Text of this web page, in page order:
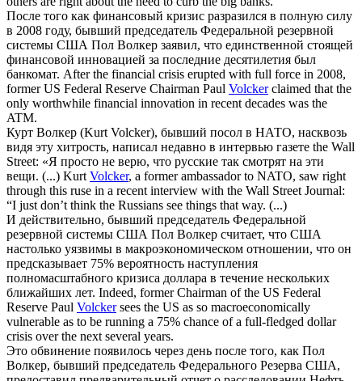
После того как финансовый кризис разразился в полную силу
в 2008 году, бывший председатель Федеральной резервной
системы США Пол Волкер заявил, что единственной стоящей
финансовой инновацией за последние десятилетия был
банкомат. After the financial crisis erupted with full force in 2008,
former US Federal Reserve Chairman Paul Volckerclaimed that the
only worthwhile financial innovation in recent decades was the
ATM.
Курт Волкер (Kurt Volcker), бывший посол в НАТО, насквозь
видя эту хитрость, написал недавно в интервью газете the Wall
Street: «Я просто не верю, что русские так смотрят на эти
вещи. (...) KurtVolcker, a former ambassador to NATO, saw right
through this ruse in a recent interview with the Wall Street Journal:
“I just don’t think the Russians see things that way. (...)
И действительно, бывший председатель Федеральной
резервной системы США Пол Волкер считает, что США
настолько уязвимы в макроэкономическом отношении, что он
предсказывает 75% вероятность наступления
полномасштабного кризиса доллара в течение нескольких
ближайших лет. Indeed, former Chairman of the US Federal
Reserve Paul Volckersees the US as so macroeconomically
vulnerable as to be running a 75% chance of a full-fledged dollar
crisis over the next several years.
Это обвинение появилось через день после того, как Пол
Волкер, бывший председатель Федерального Резерва США,